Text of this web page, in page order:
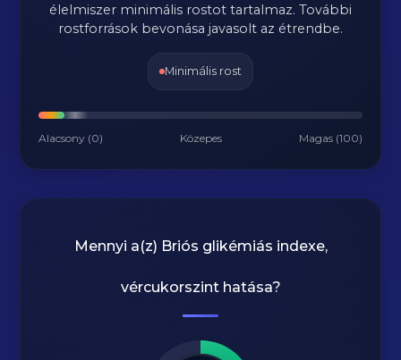
élelmiszer minimális rostot tartalmaz. További
rostforrások bevonása javasolt az étrendbe.
Minimális rost
Alacsony (0) Közepes Magas (100)
Mennyi a(z) Briós glikémiás indexe,
vércukorszint hatása?